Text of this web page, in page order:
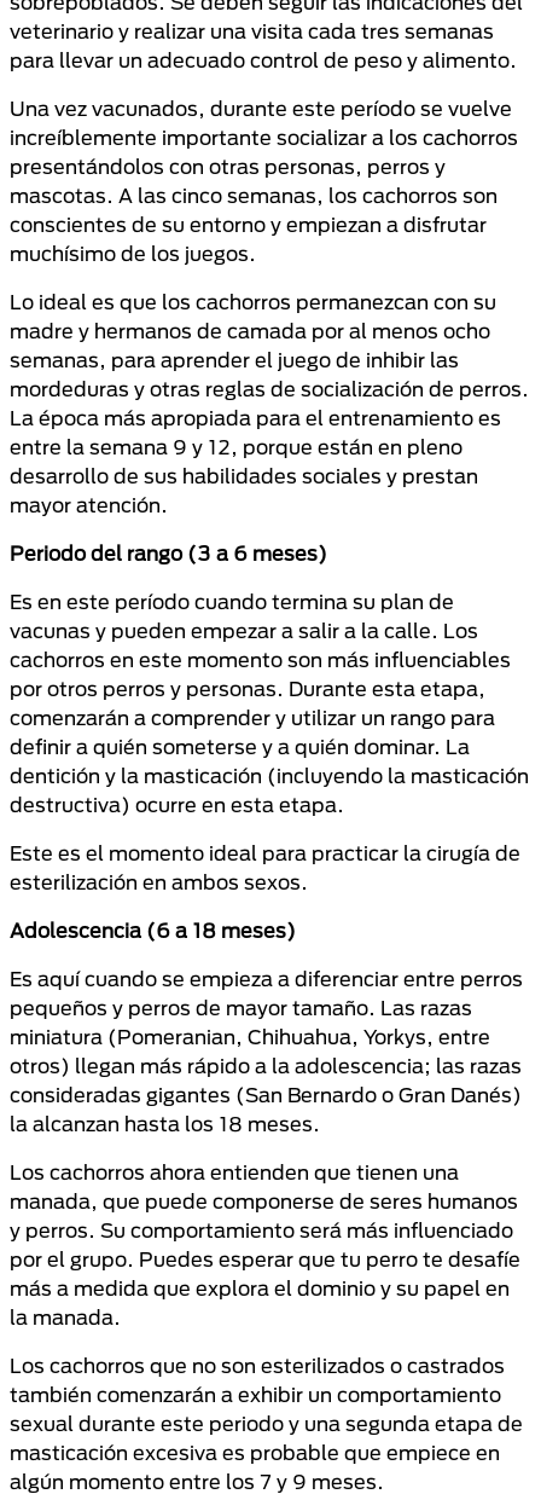
veterinario y realizar una visita cada tres semanas
para llevar un adecuado control de peso y alimento.
Una vez vacunados, durante este período se vuelve
increíblemente importante socializar a los cachorros
presentándolos con otras personas, perros y
mascotas. A las cinco semanas, los cachorros son
conscientes de su entorno y empiezan a disfrutar
muchísimo de los juegos.
Lo ideal es que los cachorros permanezcan con su
madre y hermanos de camada por al menos ocho
semanas, para aprender el juego de inhibir las
mordeduras y otras reglas de socialización de perros.
La época más apropiada para el entrenamiento es
entre la semana 9 y 12, porque están en pleno
desarrollo de sus habilidades sociales y prestan
mayor atención.
Periodo del rango (3 a 6 meses)
Es en este período cuando termina su plan de
vacunas y pueden empezar a salir a la calle. Los
cachorros en este momento son más influenciables
por otros perros y personas. Durante esta etapa,
comenzarán a comprender y utilizar un rango para
definir a quién someterse y a quién dominar. La
dentición y la masticación (incluyendo la masticación
destructiva) ocurre en esta etapa.
Este es el momento ideal para practicar la cirugía de
esterilización en ambos sexos.
Adolescencia (6 a 18 meses)
Es aquí cuando se empieza a diferenciar entre perros
pequeños y perros de mayor tamaño. Las razas
miniatura (Pomeranian, Chihuahua, Yorkys, entre
otros) llegan más rápido a la adolescencia; las razas
consideradas gigantes (San Bernardo o Gran Danés)
la alcanzan hasta los 18 meses.
Los cachorros ahora entienden que tienen una
manada, que puede componerse de seres humanos
y perros. Su comportamiento será más influenciado
por el grupo. Puedes esperar que tu perro te desafíe
más a medida que explora el dominio y su papel en
la manada.
Los cachorros que no son esterilizados o castrados
también comenzarán a exhibir un comportamiento
sexual durante este periodo y una segunda etapa de
masticación excesiva es probable que empiece en
algún momento entre los 7 y 9 meses.